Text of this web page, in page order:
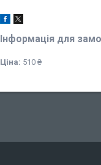
Інформація для
Ціна: 510 ₴